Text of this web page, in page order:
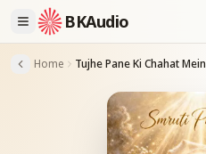
BKAudio
Home Tujhe Pane Ki Chahat Mein